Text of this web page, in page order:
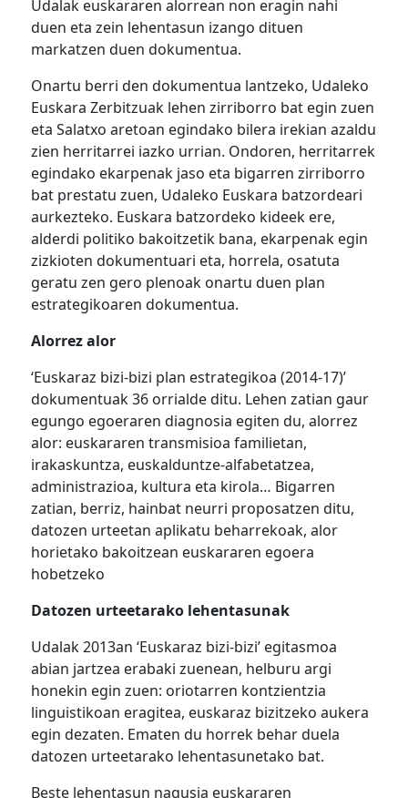
Udalak euskararen alorrean non eragin nahi
duen eta zein lehentasun izango dituen
markatzen duen dokumentua.
Onartu berri den dokumentua lantzeko, Udaleko
Euskara Zerbitzuak lehen zirriborro bat egin zuen
eta Salatxo aretoan egindako bilera irekian azaldu
zien herritarrei iazko urrian. Ondoren, herritarrek
egindako ekarpenak jaso eta bigarren zirriborro
bat prestatu zuen, Udaleko Euskara batzordeari
aurkezteko. Euskara batzordeko kideek ere,
alderdi politiko bakoitzetik bana, ekarpenak egin
zizkioten dokumentuari eta, horrela, osatuta
geratu zen gero plenoak onartu duen plan
estrategikoaren dokumentua.
Alorrez alor
‘Euskaraz bizi-bizi plan estrategikoa (2014-17)’
dokumentuak 36 orrialde ditu. Lehen zatian gaur
egungo egoeraren diagnosia egiten du, alorrez
alor: euskararen transmisioa familietan,
irakaskuntza, euskalduntze-alfabetatzea,
administrazioa, kultura eta kirola… Bigarren
zatian, berriz, hainbat neurri proposatzen ditu,
datozen urteetan aplikatu beharrekoak, alor
horietako bakoitzean euskararen egoera
hobetzeko
Datozen urteetarako lehentasunak
Udalak 2013an ‘Euskaraz bizi-bizi’ egitasmoa
abian jartzea erabaki zuenean, helburu argi
honekin egin zuen: oriotarren kontzientzia
linguistikoan eragitea, euskaraz bizitzeko aukera
egin dezaten. Ematen du horrek behar duela
datozen urteetarako lehentasunetako bat.
Beste lehentasun nagusia euskararen